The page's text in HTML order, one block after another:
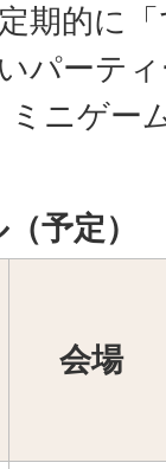
期的に
パーテ
ニゲー
予定）
会場